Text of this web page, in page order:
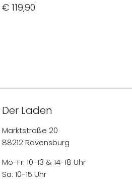
€ 119,90
Der Laden
Marktstraße 20
88212 Ravensburg
Mo-Fr: 10-13 & 14-18 Uhr
Sa: 10-15 Uhr